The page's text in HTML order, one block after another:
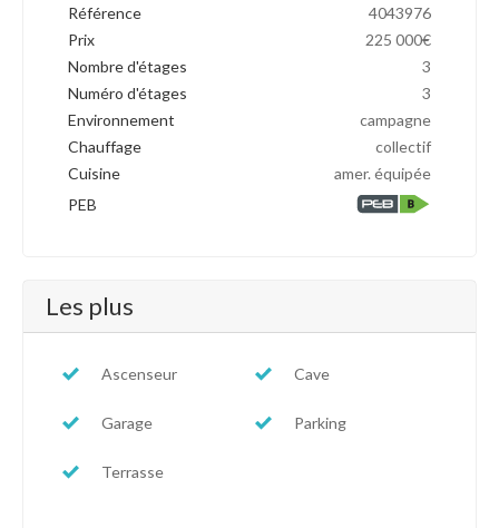
Référence
4043976
Prix
225 000€
Nombre d'étages
3
Numéro d'étages
3
Environnement
campagne
Chauffage
collectif
Cuisine
amer. équipée
PEB
Les plus
Ascenseur Cave
Garage Parking
Terrasse